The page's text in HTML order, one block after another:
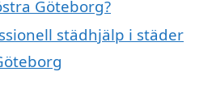
Göteborg?
städhjälp i städer